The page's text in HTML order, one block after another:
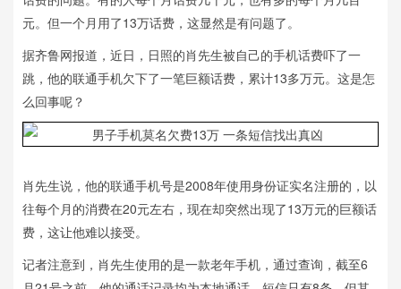
元。但一个月用了13万话费，这显然是有问题了。
据齐鲁网报道，近日，日照的肖先生被自己的手机话费吓了一
跳，他的联通手机欠下了一笔巨额话费，累计13多万元。这是怎
么回事呢？
肖先生说，他的联通手机号是2008年使用身份证实名注册的，以
往每个月的消费在20元左右，现在却突然出现了13万元的巨额话
费，这让他难以接受。
记者注意到，肖先生使用的是一款老年手机，通过查询，截至6